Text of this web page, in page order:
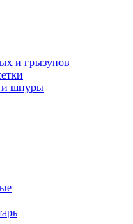
и грызунов
и шнуры